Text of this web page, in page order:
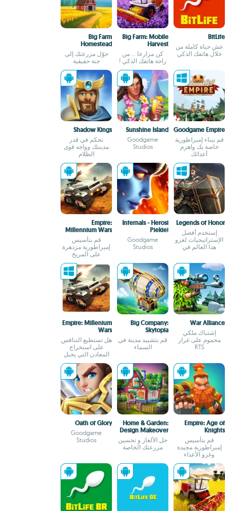
BitLife
عش حياة كاملة من
خلال هاتفك الذكي
Big Farm: Mobile
Harvest
كن مزارعا ... من
راحة هاتفك الذكي !
Big Farm
Homestead
حوّل مزرعتك إلى
جنة حقيقية
Goodgame Empire
قم ببناء إمبراطورية
خاصة بك واهزم
أعدائك
Sunshine Island
Goodgame
Studios
Shadow Kings
تحكم في قدر
مدينتك وواجه قوى
الظلام
Legends of Honor
إستخدم أفضل
الإستراتيجيات لغزو
هذا العالم في
Infernals - Herosi
Piekieł
Goodgame
Studios
Empire:
Millennium Wars
قم بتأسيس
إمبراطورية مزدهرة
على المريخ
War Alliance
إشتباك ملكي
محموم على غرار
RTS
Big Company:
Skytopia
قم بتشييد مدينة في
السماء
Empire: Millenium
Wars
هل تستطيع التنافس
على استخراج
المعادن التي يحبل
بها المريخ؟
Empire: Age of
Knights
قم بتأسيس
إمبراطورية مجيدة
وغزو الأعداء
Home & Garden:
Design Makeover
حل الألغاز و تحسين
مزرعتك الخاصة
Oath of Glory
Goodgame
Studios